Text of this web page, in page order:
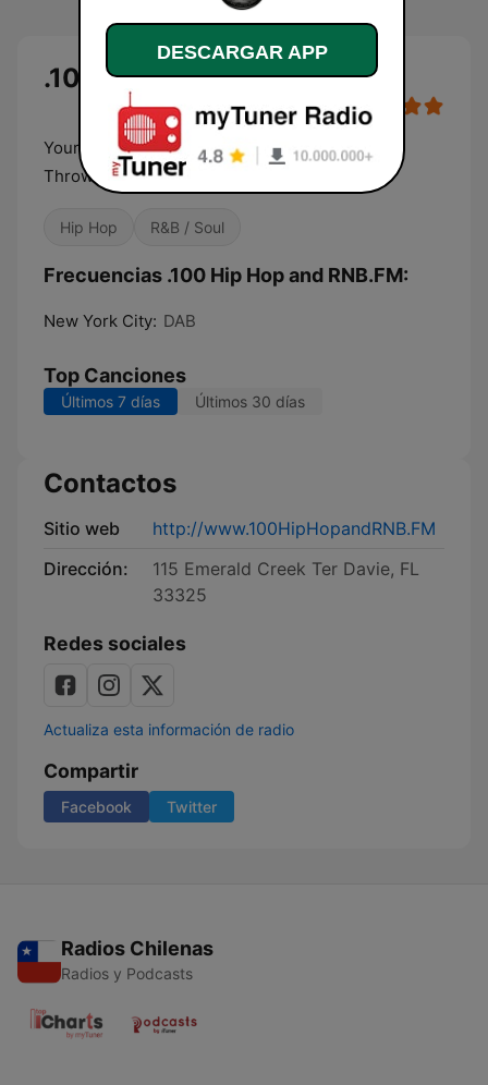
.100 Hip Hop and RNB.FM
Your #1 Station for Today's R&B Hip Hop and
Throwbacks
Hip Hop R&B / Soul
Frecuencias .100 Hip Hop and RNB.FM:
New York City: DAB
Top Canciones
Últimos 7 días Últimos 30 días
Contactos
Sitio web
http://www.100HipHopandRNB.FM
Dirección:
115 Emerald Creek Ter Davie, FL
33325
Redes sociales
Actualiza esta información de radio
Compartir
Facebook Twitter
Radios Chilenas
Radios y Podcasts
DESCARGAR APP